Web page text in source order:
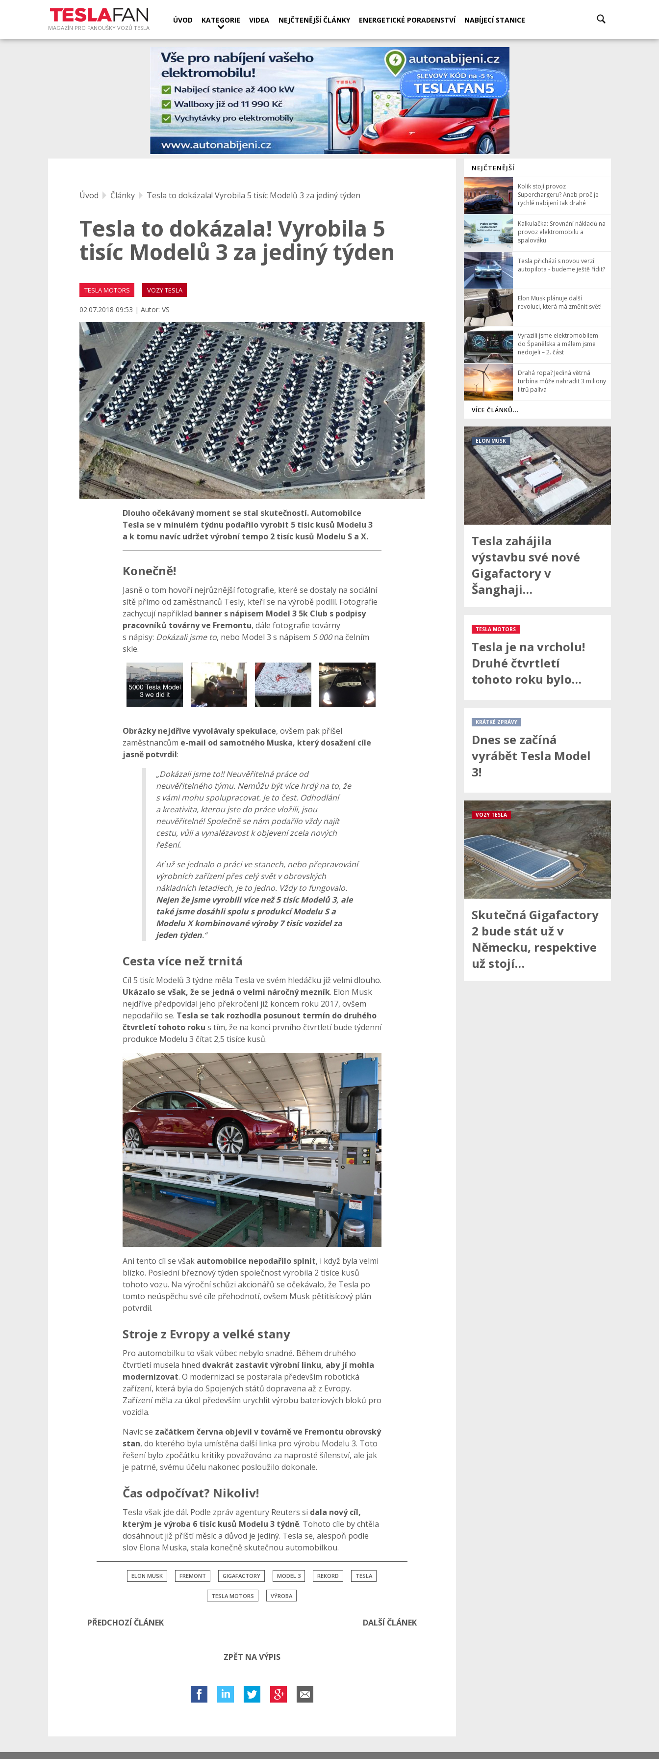
MAGAZÍN PRO FANOUŠKY VOZŮ TESLA
ÚVOD KATEGORIE VIDEA NEJČTENĚJŠÍ ČLÁNKY ENERGETICKÉ PORADENSTVÍ NABÍJECÍ STANICE
Úvod Články Tesla to dokázala! Vyrobila 5 tisíc Modelů 3 za jediný týden
Tesla to dokázala! Vyrobila 5
tisíc Modelů 3 za jediný týden
TESLA MOTORS VOZY TESLA
02.07.2018 09:53 | Autor: VS
Dlouho očekávaný moment se stal skutečností. Automobilce
Tesla se v minulém týdnu podařilo vyrobit 5 tisíc kusů Modelu 3
a k tomu navíc udržet výrobní tempo 2 tisíc kusů Modelu S a X.
Konečně!
Jasně o tom hovoří nejrůznější fotografie, které se dostaly na sociální
sítě přímo od zaměstnanců Tesly, kteří se na výrobě podílí. Fotografie
zachycují například banner s nápisem Model 3 5k Club s podpisy
pracovníků továrny ve Fremontu, dále fotografie továrny
s nápisy: Dokázali jsme to, nebo Model 3 s nápisem 5 000na čelním
skle.
Obrázky nejdříve vyvolávaly spekulace, ovšem pak přišel
zaměstnancům e-mail od samotného Muska, který dosažení cíle
jasně potvrdil:
„Dokázali jsme to!! Neuvěřitelná práce od
neuvěřitelného týmu. Nemůžu být více hrdý na to, že
s vámi mohu spolupracovat. Je to čest. Odhodlání
a kreativita, kterou jste do práce vložili, jsou
neuvěřitelné! Společně se nám podařilo vždy najít
cestu, vůli a vynalézavost k objevení zcela nových
řešení.
Ať už se jednalo o práci ve stanech, nebo přepravování
výrobních zařízení přes celý svět v obrovských
nákladních letadlech, je to jedno. Vždy to fungovalo.
Nejen že jsme vyrobili více než 5 tisíc Modelů 3, ale
také jsme dosáhli spolu s produkcí Modelu S a
Modelu X kombinované výroby 7 tisíc vozidel za
jeden týden.“
Cesta více než trnitá
Cíl 5 tisíc Modelů 3 týdne měla Tesla ve svém hledáčku již velmi dlouho.
Ukázalo se však, že se jedná o velmi náročný mezník. Elon Musk
nejdříve předpovídal jeho překročení již koncem roku 2017, ovšem
nepodařilo se. Tesla se tak rozhodla posunout termín do druhého
čtvrtletí tohoto roku s tím, že na konci prvního čtvrtletí bude týdenní
produkce Modelu 3 čítat 2,5 tisíce kusů.
Ani tento cíl se však automobilce nepodařilo splnit, i když byla velmi
blízko. Poslední březnový týden společnost vyrobila 2 tisíce kusů
tohoto vozu. Na výroční schůzi akcionářů se očekávalo, že Tesla po
tomto neúspěchu své cíle přehodnotí, ovšem Musk pětitisícový plán
potvrdil.
Stroje z Evropy a velké stany
Pro automobilku to však vůbec nebylo snadné. Během druhého
čtvrtletí musela hned dvakrát zastavit výrobní linku, aby jí mohla
modernizovat. O modernizaci se postarala především robotická
zařízení, která byla do Spojených států dopravena až z Evropy.
Zařízení měla za úkol především urychlit výrobu bateriových bloků pro
vozidla.
Navíc se začátkem června objevil v továrně ve Fremontu obrovský
stan, do kterého byla umístěna další linka pro výrobu Modelu 3. Toto
řešení bylo zpočátku kritiky považováno za naprosté šílenství, ale jak
je patrné, svému účelu nakonec posloužilo dokonale.
Čas odpočívat? Nikoliv!
Tesla však jde dál. Podle zpráv agentury Reuters si dala nový cíl,
kterým je výroba 6 tisíc kusů Modelu 3 týdně. Tohoto cíle by chtěla
dosáhnout již příští měsíc a důvod je jediný. Tesla se, alespoň podle
slov Elona Muska, stala konečně skutečnou automobilkou.
ELON MUSK FREMONT GIGAFACTORY MODEL 3 REKORD TESLA
TESLA MOTORS VÝROBA
PŘEDCHOZÍ ČLÁNEK DALŠÍ ČLÁNEK
ZPĚT NA VÝPIS
NEJČTENĚJŠÍ
Kolik stojí provoz
Superchargeru? Aneb proč je
rychlé nabíjení tak drahé
Kalkulačka: Srovnání nákladů na
provoz elektromobilu a
spalováku
Tesla přichází s novou verzí
autopilota - budeme ještě řídit?
Elon Musk plánuje další
revoluci, která má změnit svět!
Vyrazili jsme elektromobilem
do Španělska a málem jsme
nedojeli – 2. část
Drahá ropa? Jediná větrná
turbína může nahradit 3 miliony
litrů paliva
VÍCE ČLÁNKŮ...
Tesla zahájila
výstavbu své nové
Gigafactory v
Šanghaji…
ELON MUSK
Tesla je na vrcholu!
Druhé čtvrtletí
tohoto roku bylo…
TESLA MOTORS
Dnes se začíná
vyrábět Tesla Model
3!
KRÁTKÉ ZPRÁVY
Skutečná Gigafactory
2 bude stát už v
Německu, respektive
už stojí…
VOZY TESLA